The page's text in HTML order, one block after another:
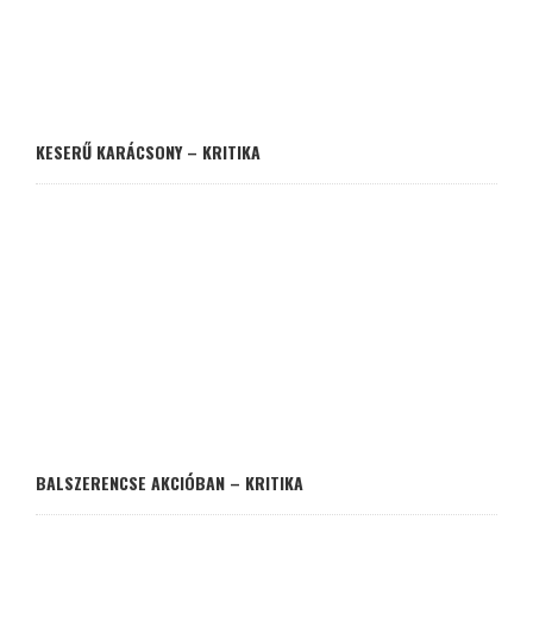
KESERŰ KARÁCSONY – KRITIKA
BALSZERENCSE AKCIÓBAN – KRITIKA